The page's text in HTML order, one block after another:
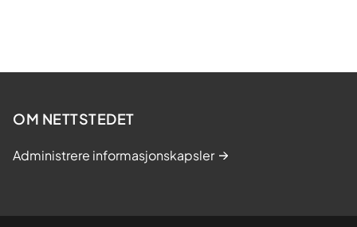
OM NETTSTEDET
Administrere informasjonskapsler